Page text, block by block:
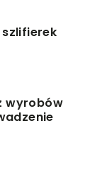
wyrobów